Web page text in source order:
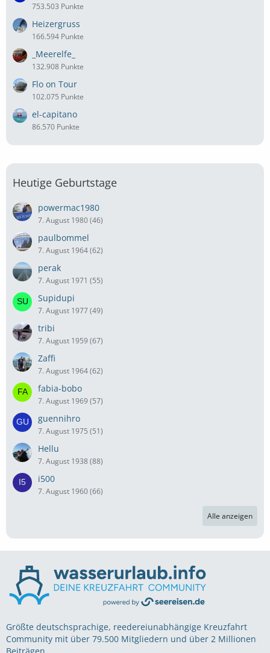
753.503 Punkte
Heizergruss
166.594 Punkte
_Meerelfe_
132.908 Punkte
Flo on Tour
102.075 Punkte
el-capitano
86.570 Punkte
Heutige Geburtstage
powermac1980
7. August 1980 (46)
paulbommel
7. August 1964 (62)
perak
7. August 1971 (55)
Supidupi
7. August 1977 (49)
tribi
7. August 1959 (67)
Zaffi
7. August 1964 (62)
fabia-bobo
7. August 1969 (57)
guennihro
7. August 1975 (51)
Hellu
7. August 1938 (88)
i500
7. August 1960 (66)
Alle anzeigen
Größte deutschsprachige, reedereiunabhängige Kreuzfahrt
Community mit über 79.500 Mitgliedern und über 2 Millionen